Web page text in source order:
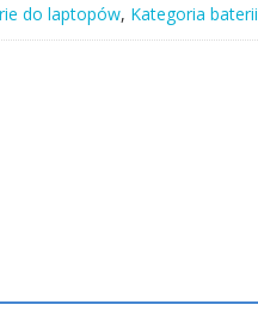
do laptopów, Kategoria baterii